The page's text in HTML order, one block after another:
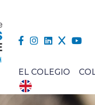
EL COLEGIO